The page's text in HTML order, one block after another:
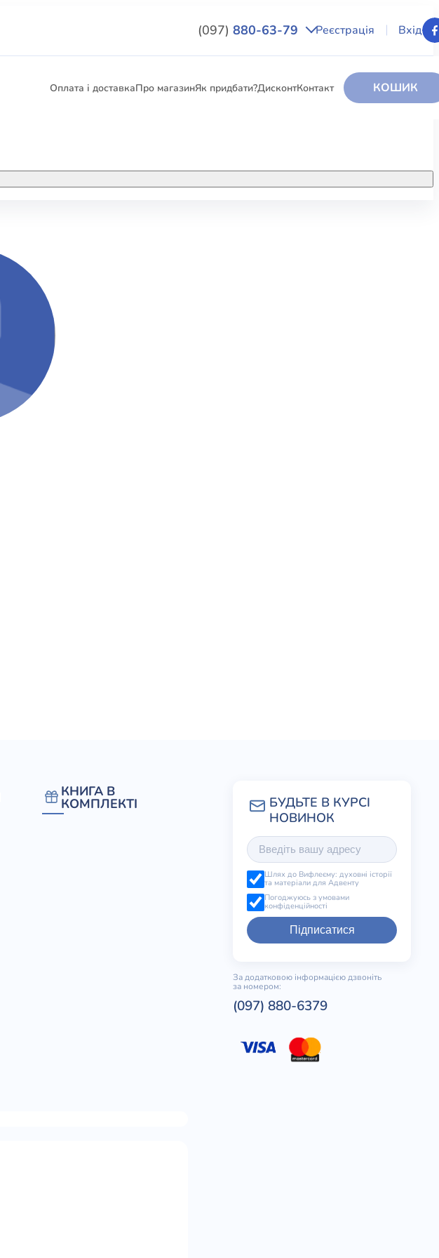
(097) 880-63-79 Реєстрація Вхід
Оплата і доставкаПро магазинЯк придбати?ДисконтКонтакт КОШИК
ЕЛЕКТРОННІ КНИГИ
КНИГА В КОМПЛЕКТІ
КНИГА В
КОМПЛЕКТІ
Шлях до Вифлеєму: духовні історії
та матеріали для Адвенту
Погоджуюсь з умовами
конфіденційності
Підписатися
За додатковою інформацією дзвоніть
за номером:
(097) 880-6379